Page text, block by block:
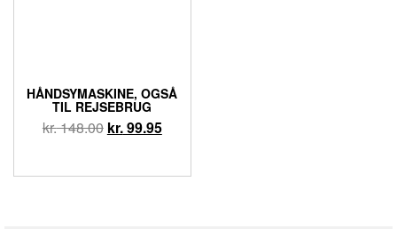
HÅNDSYMASKINE, OGSÅ
TIL REJSEBRUG
kr.148.00 kr.99.95